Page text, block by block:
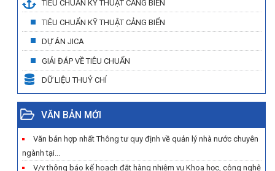
TIÊU CHUẨN KỸ THUẬT CẢNG BIỂN
TIÊU CHUẨN KỸ THUẬT CẢNG BIỂN
DỰ ÁN JICA
GIẢI ĐÁP VỀ TIÊU CHUẨN
DỮ LIỆU THUỶ CHÍ
VĂN BẢN MỚI
Văn bản hợp nhất Thông tư quy định về quản lý nhà nước chuyên
ngành tại...
V/v thông báo kế hoạch đặt hàng nhiệm vụ Khoa học, công nghệ